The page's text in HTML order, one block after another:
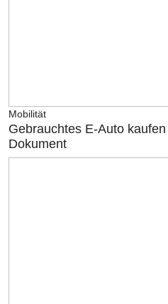
Mobilität
Gebrauchtes E-Auto
Dokument